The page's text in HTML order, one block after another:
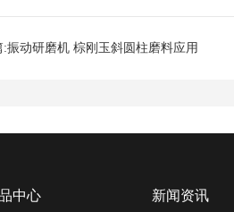
:振动研磨机 棕刚玉斜圆柱磨料应用
中心 新闻资讯